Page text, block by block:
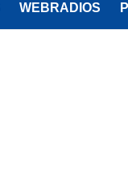
WEBRADIOS